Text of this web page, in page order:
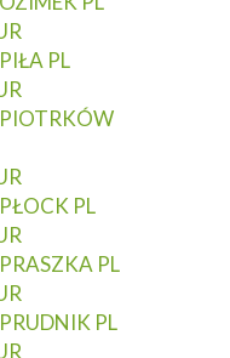
PL
PL
PL
PL